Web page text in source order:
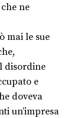
ne
mai le sue
disordine
e
doveva
un’impresa